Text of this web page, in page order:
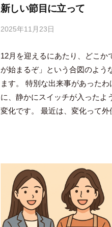
新しい節目に立って
2025年11月23日
吉
田
豪
12月を迎えるにあたり、どこか
が始まるぞ」という合図のよう
ます。 特別な出来事があった
に、静かにスイッチが入ったよ
変化です。 最近は、変化って外